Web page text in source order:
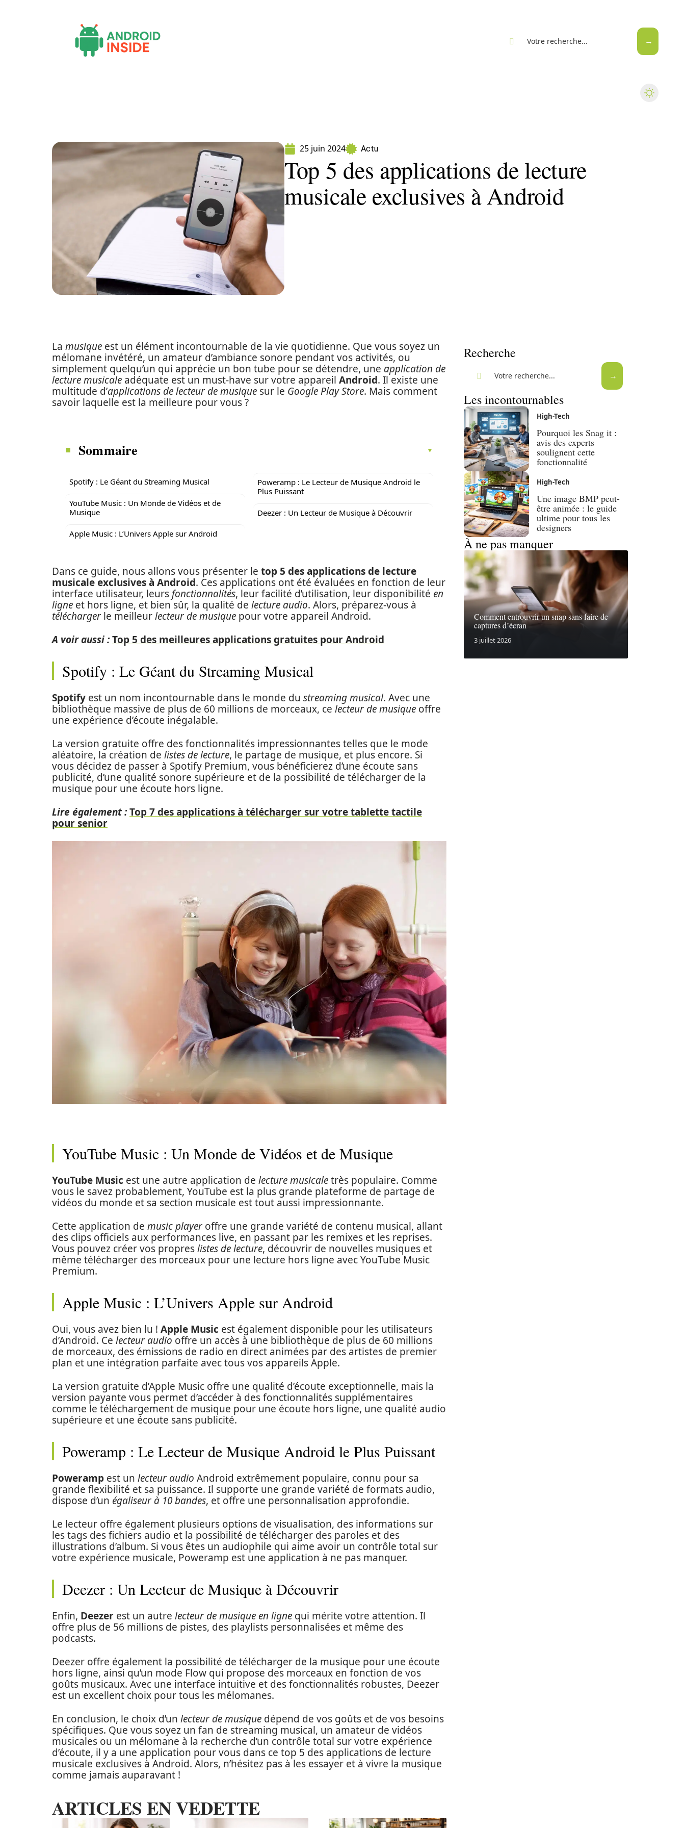
25 juin 2024 Actu
Top 5 des applications de lecture
musicale exclusives à Android
La musique est un élément incontournable de la vie quotidienne. Que vous soyez un
mélomane invétéré, un amateur d’ambiance sonore pendant vos activités, ou
simplement quelqu’un qui apprécie un bon tube pour se détendre, une application de
lecture musicale adéquate est un must-have sur votre appareil Android. Il existe une
multitude d’applications de lecteur de musique sur le Google Play Store. Mais comment
savoir laquelle est la meilleure pour vous ?
Sommaire
Spotify : Le Géant du Streaming Musical
YouTube Music : Un Monde de Vidéos et de
Musique
Apple Music : L’Univers Apple sur Android
Poweramp : Le Lecteur de Musique Android le
Plus Puissant
Deezer : Un Lecteur de Musique à Découvrir
Dans ce guide, nous allons vous présenter le top 5 des applications de lecture
musicale exclusives à Android. Ces applications ont été évaluées en fonction de leur
interface utilisateur, leurs fonctionnalités, leur facilité d’utilisation, leur disponibilité en
ligne et hors ligne, et bien sûr, la qualité de lecture audio. Alors, préparez-vous à
télécharger le meilleurlecteur de musique pour votre appareil Android.
A voir aussi :Top 5 des meilleures applications gratuites pour Android
Spotify : Le Géant du Streaming Musical
Spotify est un nom incontournable dans le monde du streaming musical. Avec une
bibliothèque massive de plus de 60 millions de morceaux, ce lecteur de musique offre
une expérience d’écoute inégalable.
La version gratuite offre des fonctionnalités impressionnantes telles que le mode
aléatoire, la création de listes de lecture, le partage de musique, et plus encore. Si
vous décidez de passer à Spotify Premium, vous bénéficierez d’une écoute sans
publicité, d’une qualité sonore supérieure et de la possibilité de télécharger de la
musique pour une écoute hors ligne.
Lire également :Top 7 des applications à télécharger sur votre tablette tactile
pour senior
YouTube Music : Un Monde de Vidéos et de Musique
YouTube Music est une autre application de lecture musicaletrès populaire. Comme
vous le savez probablement, YouTube est la plus grande plateforme de partage de
vidéos du monde et sa section musicale est tout aussi impressionnante.
Cette application de music player offre une grande variété de contenu musical, allant
des clips officiels aux performances live, en passant par les remixes et les reprises.
Vous pouvez créer vos propreslistes de lecture, découvrir de nouvelles musiques et
même télécharger des morceaux pour une lecture hors ligne avec YouTube Music
Premium.
Apple Music : L’Univers Apple sur Android
Oui, vous avez bien lu ! Apple Music est également disponible pour les utilisateurs
d’Android. Ce lecteur audio offre un accès à une bibliothèque de plus de 60 millions
de morceaux, des émissions de radio en direct animées par des artistes de premier
plan et une intégration parfaite avec tous vos appareils Apple.
La version gratuite d’Apple Music offre une qualité d’écoute exceptionnelle, mais la
version payante vous permet d’accéder à des fonctionnalités supplémentaires
comme le téléchargement de musique pour une écoute hors ligne, une qualité audio
supérieure et une écoute sans publicité.
Poweramp : Le Lecteur de Musique Android le Plus Puissant
Poweramp est un lecteur audio Android extrêmement populaire, connu pour sa
grande flexibilité et sa puissance. Il supporte une grande variété de formats audio,
dispose d’un égaliseur à 10 bandes, et offre une personnalisation approfondie.
Le lecteur offre également plusieurs options de visualisation, des informations sur
les tags des fichiers audio et la possibilité de télécharger des paroles et des
illustrations d’album. Si vous êtes un audiophile qui aime avoir un contrôle total sur
votre expérience musicale, Poweramp est une application à ne pas manquer.
Deezer : Un Lecteur de Musique à Découvrir
Enfin, Deezer est un autre lecteur de musique en ligne qui mérite votre attention. Il
offre plus de 56 millions de pistes, des playlists personnalisées et même des
podcasts.
Deezer offre également la possibilité de télécharger de la musique pour une écoute
hors ligne, ainsi qu’un mode Flow qui propose des morceaux en fonction de vos
goûts musicaux. Avec une interface intuitive et des fonctionnalités robustes, Deezer
est un excellent choix pour tous les mélomanes.
En conclusion, le choix d’un lecteur de musique dépend de vos goûts et de vos besoins
spécifiques. Que vous soyez un fan de streaming musical, un amateur de vidéos
musicales ou un mélomane à la recherche d’un contrôle total sur votre expérience
d’écoute, il y a une application pour vous dans ce top 5 des applications de lecture
musicale exclusives à Android. Alors, n’hésitez pas à les essayer et à vivre la musique
comme jamais auparavant !
ARTICLES EN VEDETTE
Recherche
Les incontournables
High-Tech
Pourquoi les Snag it :
avis des experts
soulignent cette
fonctionnalité
High-Tech
Une image BMP peut-
être animée : le guide
ultime pour tous les
designers
À ne pas manquer
Comment entrouvrir un snap sans faire de
captures d’écran
3 juillet 2026